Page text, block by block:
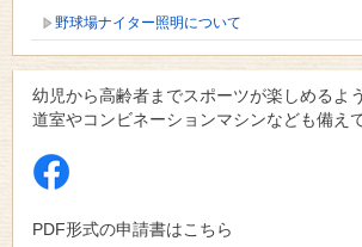
野球場ナイター照明について
幼児から高齢者までスポーツが楽しめるよ
道室やコンビネーションマシンなども備え
PDF形式の申請書はこちら